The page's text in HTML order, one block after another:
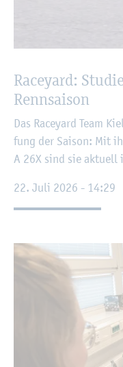
Raceyard:
Renn­sai­son
Das Raceyard Team
fung der Sai­son: Mit
A 26X sind sie ak­tu­ell
22. Juli 2026 - 14:29